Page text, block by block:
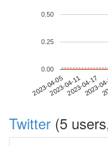
2023-04-052023-04-112023-04-17
2023-
0.00
0.25
0.50
Twitter (5